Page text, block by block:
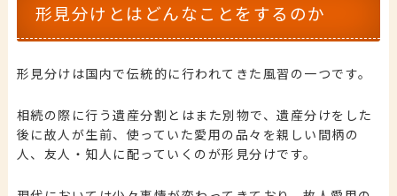
形見分けとはどんなことをするのか
形見分けは国内で伝統的に行われてきた風習の一つです。
相続の際に行う遺産分割とはまた別物で、遺産分けをした
後に故人が生前、使っていた愛用の品々を親しい間柄の
人、友人・知人に配っていくのが形見分けです。